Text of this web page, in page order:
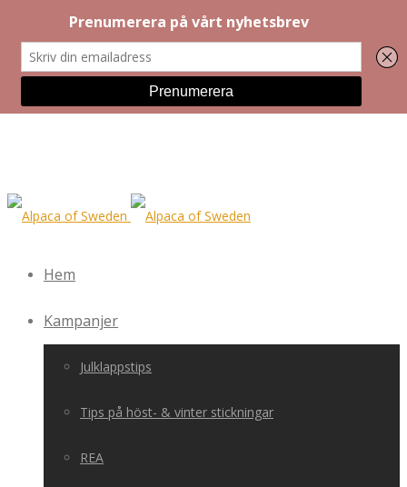
Hem
Kampanjer
Julklappstips
Tips på höst- & vinter stickningar
REA